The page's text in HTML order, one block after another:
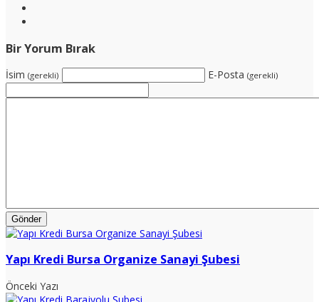
Bir Yorum Bırak
İsim (gerekli) E-Posta (gerekli)
Yapı Kredi Bursa Organize Sanayi Şubesi
Önceki Yazı